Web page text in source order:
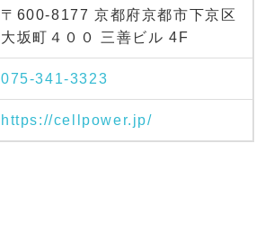
〒600-8177 京都府京都市下京区
大坂町４００ 三善ビル 4F
075-341-3323
https://cellpower.jp/